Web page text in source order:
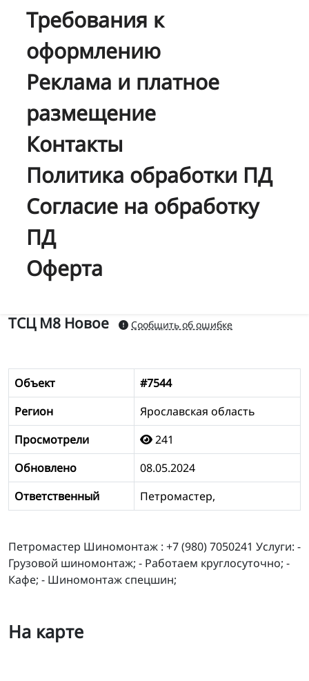
Требования к
оформлению
Реклама и платное
размещение
Контакты
Политика обработки ПД
Согласие на обработку
ПД
Оферта
ТСЦ М8 Новое Сообщить об ошибке
Объект
#7544
Регион
Ярославская область
Просмотрели
241
Обновлено
08.05.2024
Ответственный
Петромастер,
Петромастер Шиномонтаж : +7 (980) 7050241 Услуги: -
Грузовой шиномонтаж; - Работаем круглосуточно; -
Кафе; - Шиномонтаж спецшин;
На карте